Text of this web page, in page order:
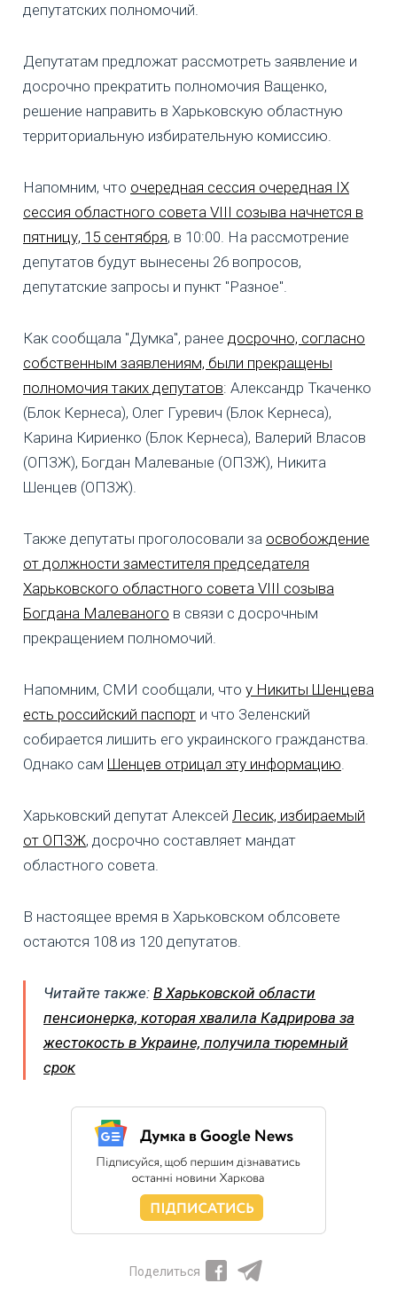
депутатских полномочий.
Депутатам предложат рассмотреть заявление и
досрочно прекратить полномочия Ващенко,
решение направить в Харьковскую областную
территориальную избирательную комиссию.
Напомним, что очередная сессия очередная IX
сессия областного совета VIII созыва начнется в
пятницу, 15 сентября, в 10:00. На рассмотрение
депутатов будут вынесены 26 вопросов,
депутатские запросы и пункт "Разное".
Как сообщала "Думка", ранее досрочно, согласно
собственным заявлениям, были прекращены
полномочия таких депутатов: Александр Ткаченко
(Блок Кернеса), Олег Гуревич (Блок Кернеса),
Карина Кириенко (Блок Кернеса), Валерий Власов
(ОПЗЖ), Богдан Малеваные (ОПЗЖ), Никита
Шенцев (ОПЗЖ).
Также депутаты проголосовали за освобождение
от должности заместителя председателя
Харьковского областного совета VIII созыва
Богдана Малеваного в связи с досрочным
прекращением полномочий.
Напомним, СМИ сообщали, что у Никиты Шенцева
есть российский паспорт и что Зеленский
собирается лишить его украинского гражданства.
Однако сам Шенцев отрицал эту информацию.
Харьковский депутат Алексей Лесик, избираемый
от ОПЗЖ, досрочно составляет мандат
областного совета.
В настоящее время в Харьковском облсовете
остаются 108 из 120 депутатов.
Читайте также: В Харьковской области
пенсионерка, которая хвалила Кадрирова за
жестокость в Украине, получила тюремный
срок
Поделиться